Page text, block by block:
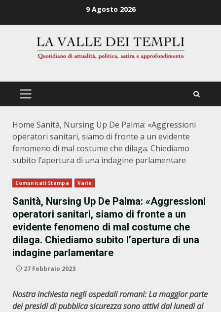
9 Agosto 2026
PRIMÄRES
Home Sanità, Nursing Up De Palma: «Aggressioni
operatori sanitari, siamo di fronte a un evidente
fenomeno di mal costume che dilaga. Chiediamo
subito l’apertura di una indagine parlamentare
Comunicati Stampa Varie
Sanità, Nursing Up De Palma: «Aggressioni
operatori sanitari, siamo di fronte a un
evidente fenomeno di mal costume che
dilaga. Chiediamo subito l’apertura di una
indagine parlamentare
27 Febbraio 2023
Nostra inchiesta negli ospedali romani: La maggior parte
dei presidi di pubblica sicurezza sono attivi dal lunedì al